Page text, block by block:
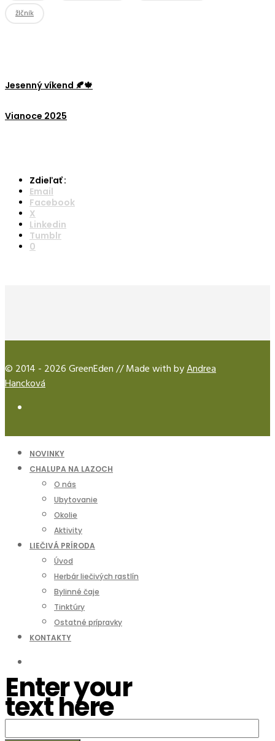
žlčník
Jesenný víkend 🍂🍁
Vianoce 2025
Zdieľať :
Email
Facebook
X
Linkedin
Tumblr
0
© 2014 - 2026 GreenEden // Made withbyAndrea
Hancková
NOVINKY
CHALUPA NA LAZOCH
O nás
Ubytovanie
Okolie
Aktivity
LIEČIVÁ PRÍRODA
Úvod
Herbár liečivých rastlín
Bylinné čaje
Tinktúry
Ostatné prípravky
KONTAKTY
Enter your
text here